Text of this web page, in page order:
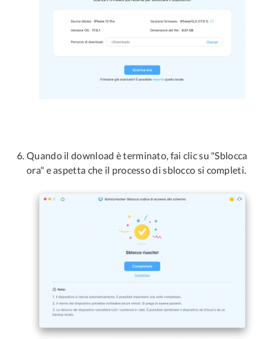
Quando il download è terminato, fai clic su "Sblocca
ora" e aspetta che il processo di sblocco si completi.